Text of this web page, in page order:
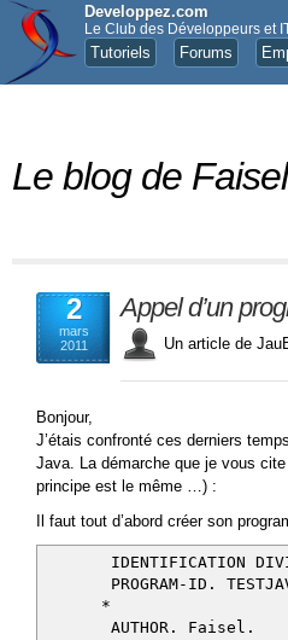
Developpez.com
Le Club des Développeurs et
Tutoriels Forums
Le blog de
2
mars
2011
Appel d’un
Un article de
Bonjour,
J’étais confronté ces derniers
Java. La démarche que je vous
principe est le même …) :
Il faut tout d’abord créer son
IDENTIFICATION
PROGRAM-ID.
*
AUTHOR. Faisel.